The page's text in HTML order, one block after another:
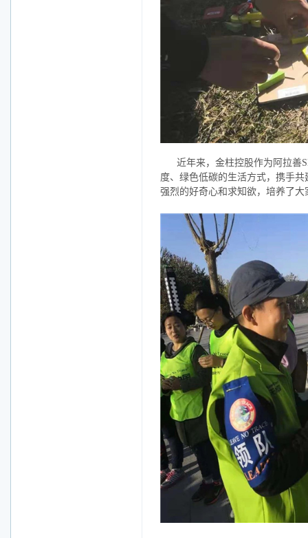
近年来，金柱控股作为阿拉善
度、绿色低碳的生活方式，携手
强烈的好奇心和求知欲，培养了